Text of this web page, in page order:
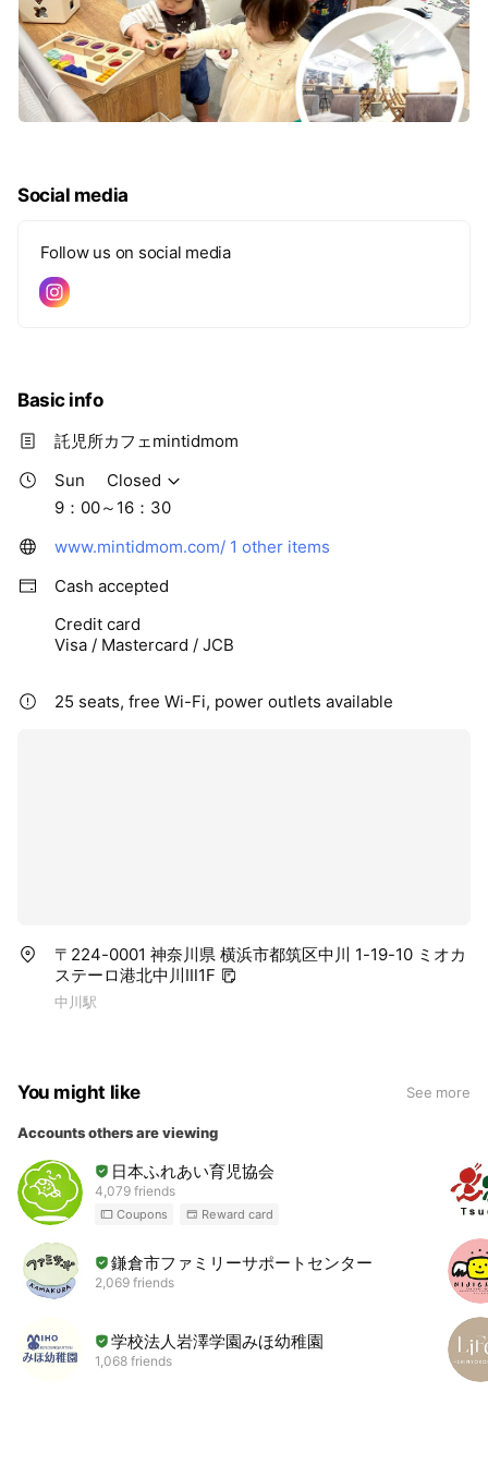
Social media
Follow us on social media
Basic info
託児所カフェmintidmom
Sun
Closed
9：00～16：30
www.mintidmom.com/ 1 other items
Cash accepted
Credit card
Visa / Mastercard / JCB
25 seats, free Wi-Fi, power outlets available
〒224-0001 神奈川県 横浜市都筑区中川 1-19-10 ミオカ
ステーロ港北中川Ⅲ1F
中川駅
You might like See more
Accounts others are viewing
日本ふれあい育児協会
4,079 friends
Coupons Reward card
鎌倉市ファミリーサポートセンター
2,069 friends
学校法人岩澤学園みほ幼稚園
1,068 friends